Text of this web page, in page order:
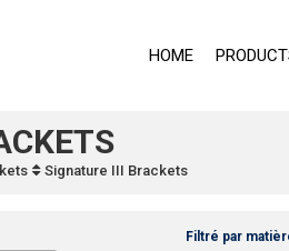
HOME
Signature III Brackets
Filtré par